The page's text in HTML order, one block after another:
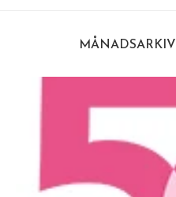
MÅNADSARKIV